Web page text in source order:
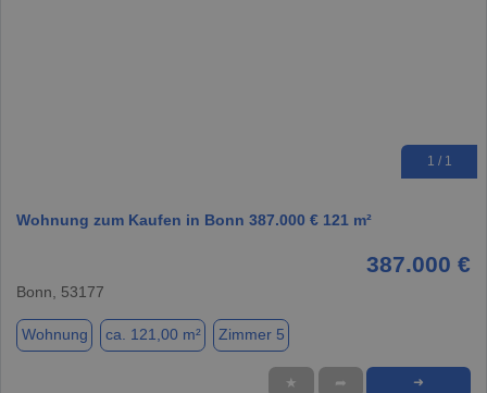
1 / 1
Wohnung zum Kaufen in Bonn 387.000 € 121 m²
387.000 €
Bonn, 53177
Wohnung ca. 121,00 m² Zimmer 5
★ ➦ ➜